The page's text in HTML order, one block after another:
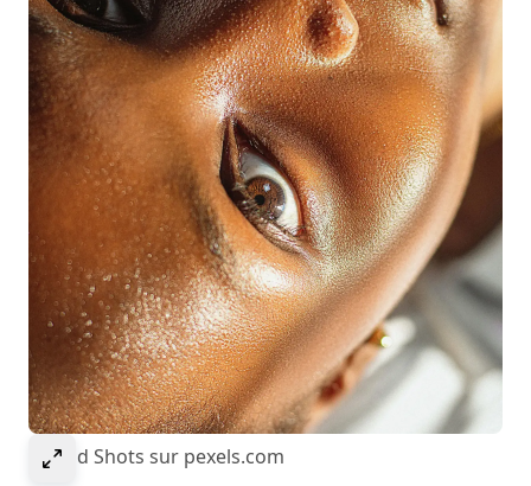
Sélectionner pour agrandir l’image
© Kold Shots sur pexels.com